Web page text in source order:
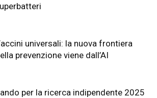
universali: la nuova frontiera
prevenzione viene dall’AI
per la ricerca indipendente 2025